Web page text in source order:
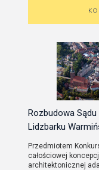
Rozbudowa
Lidzbarku
Przedmiotem
całościowej
architektonicznej